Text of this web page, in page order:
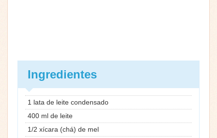
Ingredientes
1 lata de leite condensado
400 ml de leite
1/2 xícara (chá) de mel